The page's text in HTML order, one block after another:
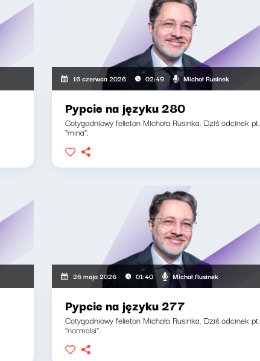
16 czerwca 2026 02:49 Michał Rusinek
Pypcie na języku 280
Cotygodniowy felieton Michała Rusinka. Dziś odcinek pt.
"mina".
26 maja 2026 01:40 Michał Rusinek
Pypcie na języku 277
Cotygodniowy felieton Michała Rusinka. Dziś odcinek pt.
"normalsi".